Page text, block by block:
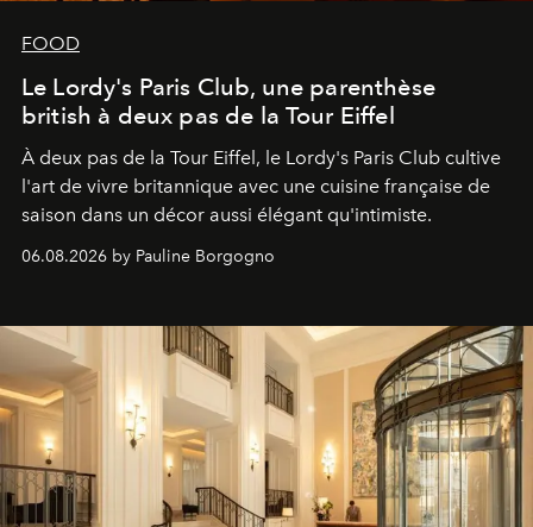
FOOD
Le Lordy's Paris Club, une parenthèse
british à deux pas de la Tour Eiffel
À deux pas de la Tour Eiffel, le Lordy's Paris Club cultive
l'art de vivre britannique avec une cuisine française de
saison dans un décor aussi élégant qu'intimiste.
06.08.2026 by Pauline Borgogno